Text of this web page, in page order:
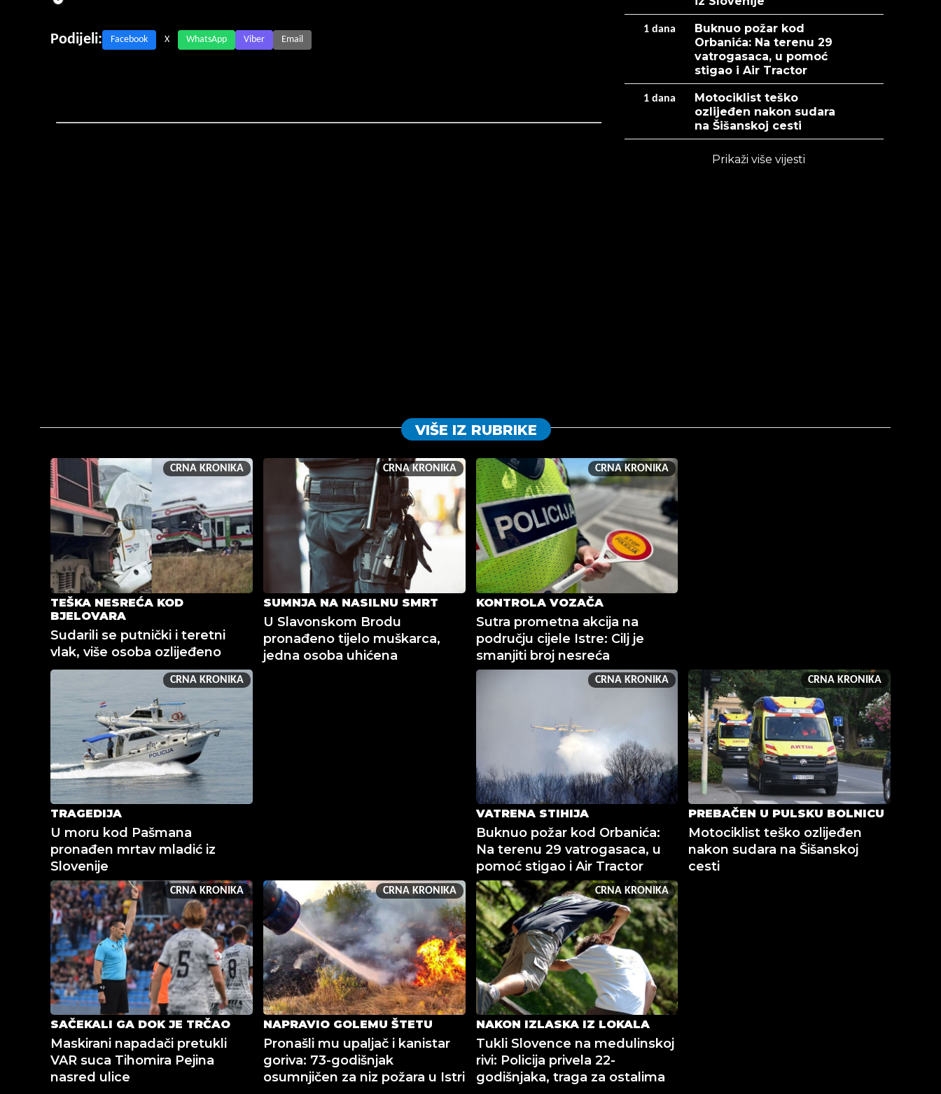
Podijeli: Facebook X WhatsApp Viber Email
1 dana
Buknuo požar kod
Orbanića: Na terenu 29
vatrogasaca, u pomoć
stigao i Air Tractor
1 dana
Motociklist teško
ozlijeđen nakon sudara
na Šišanskoj cesti
Prikaži više vijesti
VIŠE IZ RUBRIKE
CRNA KRONIKA
TEŠKA NESREĆA KOD
BJELOVARA
Sudarili se putnički i teretni
vlak, više osoba ozlijeđeno
CRNA KRONIKA
SUMNJA NA NASILNU SMRT
U Slavonskom Brodu
pronađeno tijelo muškarca,
jedna osoba uhićena
CRNA KRONIKA
KONTROLA VOZAČA
Sutra prometna akcija na
području cijele Istre: Cilj je
smanjiti broj nesreća
CRNA KRONIKA
TRAGEDIJA
U moru kod Pašmana
pronađen mrtav mladić iz
Slovenije
CRNA KRONIKA
VATRENA STIHIJA
Buknuo požar kod Orbanića:
Na terenu 29 vatrogasaca, u
pomoć stigao i Air Tractor
CRNA KRONIKA
PREBAČEN U PULSKU BOLNICU
Motociklist teško ozlijeđen
nakon sudara na Šišanskoj
cesti
CRNA KRONIKA
SAČEKALI GA DOK JE TRČAO
Maskirani napadači pretukli
VAR suca Tihomira Pejina
nasred ulice
CRNA KRONIKA
NAPRAVIO GOLEMU ŠTETU
Pronašli mu upaljač i kanistar
goriva: 73-godišnjak
osumnjičen za niz požara u Istri
CRNA KRONIKA
NAKON IZLASKA IZ LOKALA
Tukli Slovence na medulinskoj
rivi: Policija privela 22-
godišnjaka, traga za ostalima